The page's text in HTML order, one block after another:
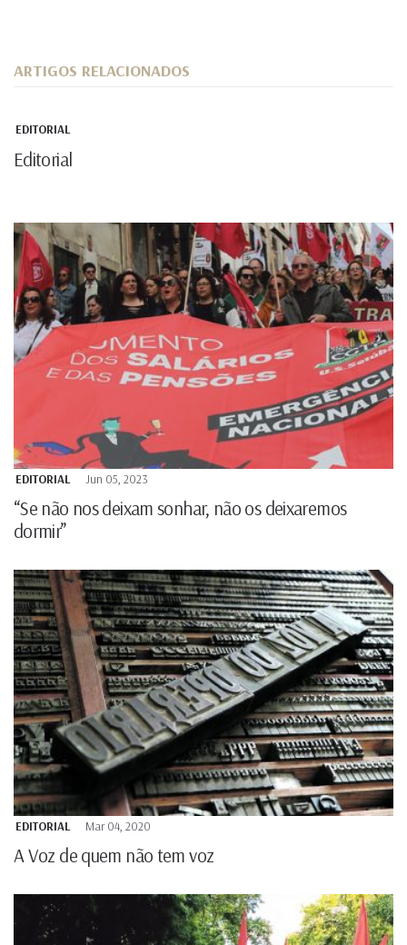
ARTIGOS RELACIONADOS
EDITORIAL
Editorial
EDITORIAL Jun 05, 2023
“Se não nos deixam sonhar, não os deixaremos
dormir”
EDITORIAL Mar 04, 2020
A Voz de quem não tem voz